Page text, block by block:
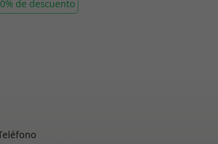
de descuento